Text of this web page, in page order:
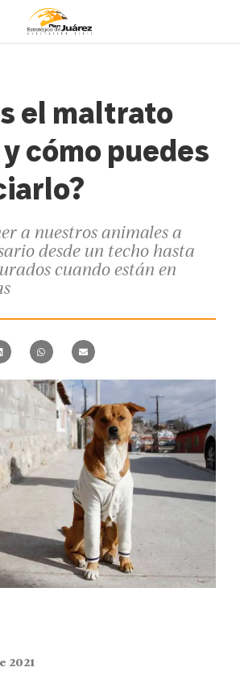
el maltrato
cómo puedes
a nuestros animales a
desde un techo hasta
cuando están en
2021